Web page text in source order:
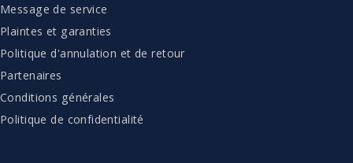
Message de service
Plaintes et garanties
Politique d'annulation et de retour
Partenaires
Conditions générales
Politique de confidentialité